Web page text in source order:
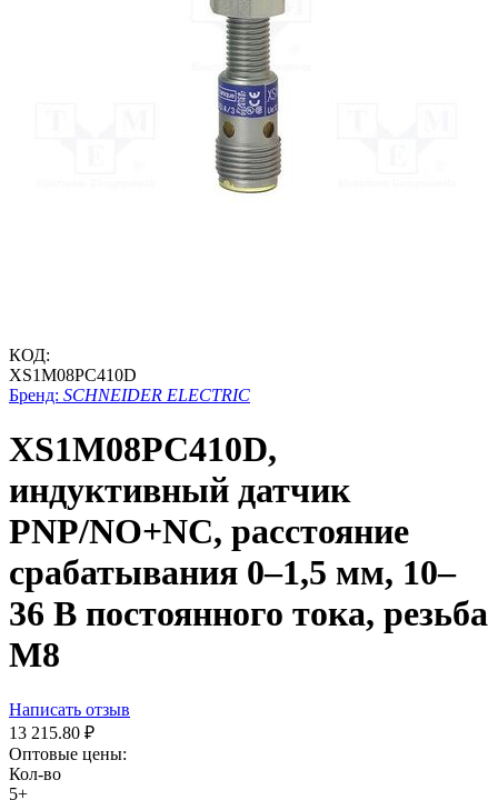
КОД:
XS1M08PC410D
Бренд: SCHNEIDER ELECTRIC
XS1M08PC410D,
индуктивный датчик
PNP/NO+NC, расстояние
срабатывания 0–1,5 мм, 10–
36 В постоянного тока, резьба
М8
Написать отзыв
13 215.80 ₽
Оптовые цены:
Кол-во
5+